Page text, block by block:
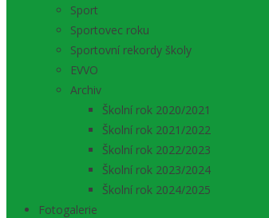
Sport
Sportovec roku
Sportovní rekordy školy
EVVO
Archiv
Školní rok 2020/2021
Školní rok 2021/2022
Školní rok 2022/2023
Školní rok 2023/2024
Školní rok 2024/2025
Fotogalerie